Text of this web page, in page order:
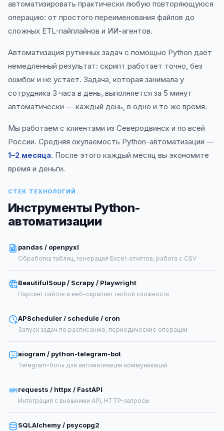
автоматизировать практически любую повторяющуюся
операцию: от простого переименования файлов до
сложных ETL-пайплайнов и ИИ-агентов.
Автоматизация рутинных задач с помощью Python даёт
немедленный результат: скрипт работает точно, без
ошибок и не устаёт. Задача, которая занимала у
сотрудника 3 часа в день, выполняется за 5 минут
автоматически — каждый день, в одно и то же время.
Мы работаем с клиентами из Северодвинск и по всей
России. Средняя окупаемость Python-автоматизации —
1–2 месяца. После этого каждый месяц вы экономите
время и деньги.
СТЕК ТЕХНОЛОГИЙ
Инструменты Python-
автоматизации
pandas / openpyxl
Обработка таблиц, генерация Excel-отчётов, работа с CSV
BeautifulSoup / Scrapy / Playwright
Парсинг сайтов и веб-скрапинг любой сложности
APScheduler / schedule / cron
Запуск задач по расписанию, периодические операции
aiogram / python-telegram-bot
Telegram-боты для автоматизации коммуникаций
requests / httpx / FastAPI
Интеграция с внешними API, HTTP-запросы
SQLAlchemy / psycopg2